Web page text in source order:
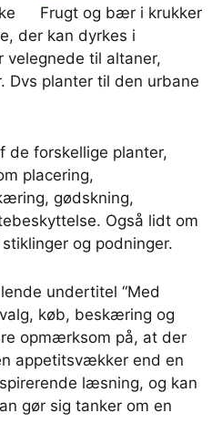
der kan dyrkes i
velegnede til altaner,
Dvs planter til den urbane
de forskellige planter,
placering,
gødskning,
Også lidt om
og podninger.
undertitel “Med
køb, beskæring og
opmærksom på, at der
appetitsvækker end en
læsning, og kan
gør sig tanker om en